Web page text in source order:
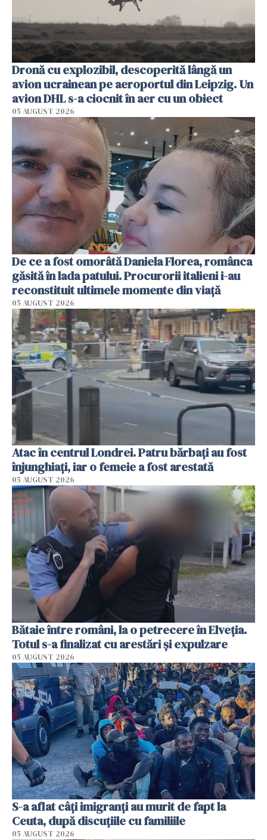
Dronă cu explozibil, descoperită lângă un
avion ucrainean pe aeroportul din Leipzig. Un
avion DHL s-a ciocnit în aer cu un obiect
05 AUGUST 2026
De ce a fost omorâtă Daniela Florea, românca
găsită în lada patului. Procurorii italieni i-au
reconstituit ultimele momente din viață
05 AUGUST 2026
Atac în centrul Londrei. Patru bărbați au fost
înjunghiați, iar o femeie a fost arestată
05 AUGUST 2026
Bătaie între români, la o petrecere în Elveția.
Totul s-a finalizat cu arestări și expulzare
05 AUGUST 2026
S-a aflat câți imigranți au murit de fapt la
Ceuta, după discuțiile cu familiile
05 AUGUST 2026